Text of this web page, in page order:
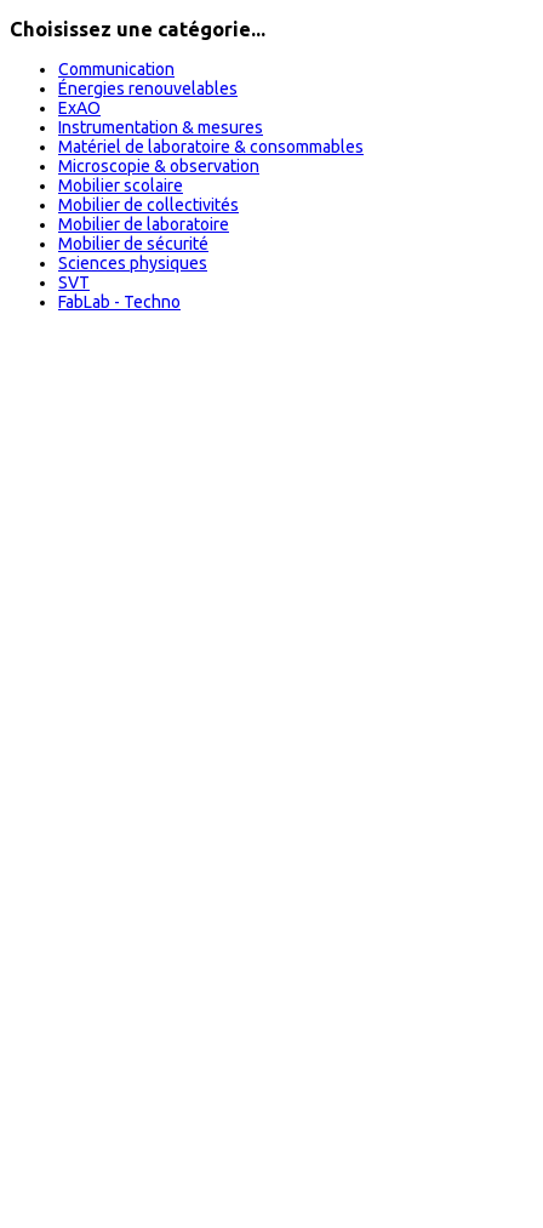
Choisissez une catégorie...
Communication
Énergies renouvelables
ExAO
Instrumentation & mesures
Matériel de laboratoire & consommables
Microscopie & observation
Mobilier scolaire
Mobilier de collectivités
Mobilier de laboratoire
Mobilier de sécurité
Sciences physiques
SVT
FabLab - Techno